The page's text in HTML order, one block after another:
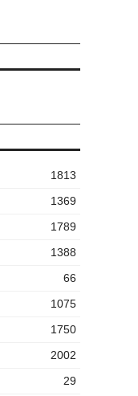
1813
1369
1789
1388
66
1075
1750
2002
29